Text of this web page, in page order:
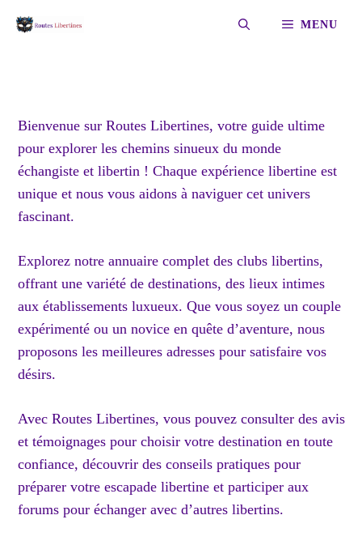
MENU
Bienvenue sur Routes Libertines, votre guide ultime
pour explorer les chemins sinueux du monde
échangiste et libertin ! Chaque expérience libertine est
unique et nous vous aidons à naviguer cet univers
fascinant.
Explorez notre annuaire complet des clubs libertins,
offrant une variété de destinations, des lieux intimes
aux établissements luxueux. Que vous soyez un couple
expérimenté ou un novice en quête d’aventure, nous
proposons les meilleures adresses pour satisfaire vos
désirs.
Avec Routes Libertines, vous pouvez consulter des avis
et témoignages pour choisir votre destination en toute
confiance, découvrir des conseils pratiques pour
préparer votre escapade libertine et participer aux
forums pour échanger avec d’autres libertins.